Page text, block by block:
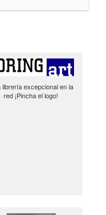
librería excepcional en la
red ¡Pincha el logo!